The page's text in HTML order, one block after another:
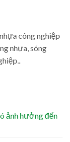
công nghiệp
nhựa, sóng
ảnh hưởng đến